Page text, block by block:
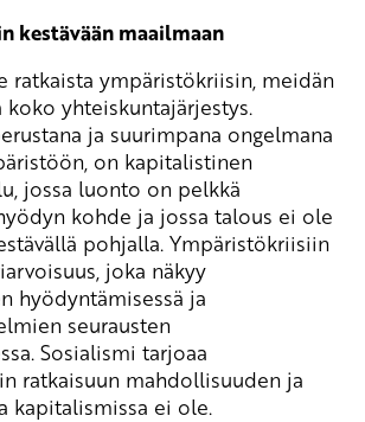
kestävään maailmaan
ratkaista ympäristökriisin, meidän
yhteiskuntajärjestys.
ja suurimpana ongelmana
on kapitalistinen
jossa luonto on pelkkä
kohde ja jossa talous ei ole
pohjalla. Ympäristökriisiin
joka näkyy
hyödyntämisessä ja
seurausten
Sosialismi tarjoaa
ratkaisuun mahdollisuuden ja
kapitalismissa ei ole.